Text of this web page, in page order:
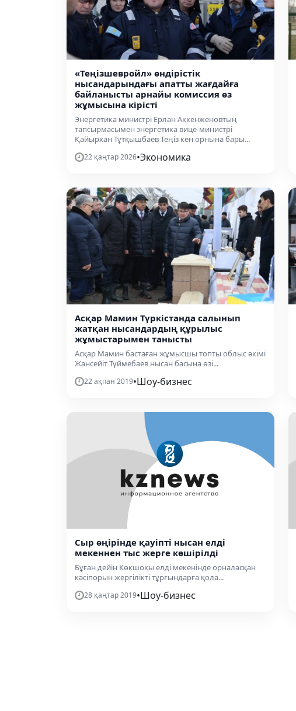
«Теңізшевройл» өндірістік
нысандарындағы апатты жағдайға
байланысты арнайы комиссия өз
жұмысына кірісті
Энергетика министрі Ерлан Ақкенженовтың
тапсырмасымен энергетика вице-министрі
Қайырхан Тұтқышбаев Теңіз кен орнына бары...
22 қаңтар 2026•Экономика
Асқар Мамин Түркістанда салынып
жатқан нысандардың құрылыс
жұмыстарымен танысты
Асқар Мамин бастаған жұмысшы топты облыс әкімі
Жансейіт Түймебаев нысан басына өзі...
22 ақпан 2019•Шоу-бизнес
Сыр өңірінде қауіпті нысан елді
мекеннен тыс жерге көшірілді
Бұған дейін Көкшоқы елді мекенінде орналасқан
кәсіпорын жергілікті тұрғындарға қола...
28 қаңтар 2019•Шоу-бизнес